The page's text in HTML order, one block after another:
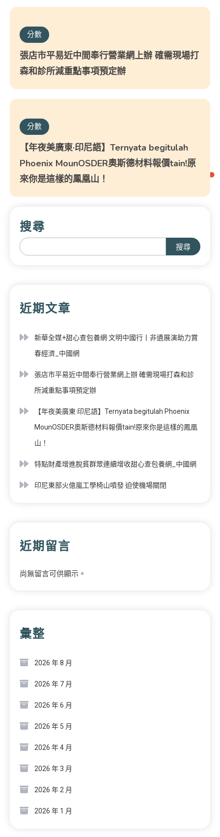
分數
張店市平易近中間奉行營業網上辦 確需現場打
森和診所減重點事項預定辦
分數
【年夜美廣東·印尼語】Ternyata begitulah
Phoenix MounOSDER奧斯德材料報價tain!原
來你是這樣的鳳凰山！
搜尋
搜尋
近期文章
新華全媒+甜心查包養網·文明中國行丨非遺展演助力賞
春經濟_中國網
張店市平易近中間奉行營業網上辦 確需現場打森和診
所減重點事項預定辦
【年夜美廣東·印尼語】Ternyata begitulah Phoenix
MounOSDER奧斯德材料報價tain!原來你是這樣的鳳凰
山！
特點財產增進脫貧群眾連續增收甜心查包養網_中國網
印尼東部火億嵐工學椅山噴發 迫使機場關閉
近期留言
尚無留言可供顯示。
彙整
2026 年 8 月
2026 年 7 月
2026 年 6 月
2026 年 5 月
2026 年 4 月
2026 年 3 月
2026 年 2 月
2026 年 1 月